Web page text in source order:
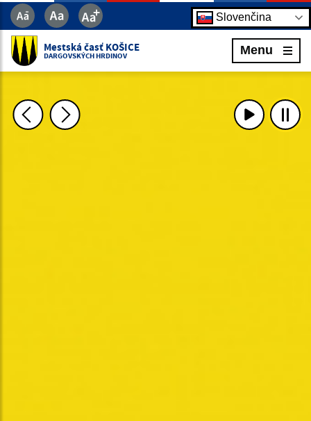
Slovenčina
Mestská časť KOŠICE
DARGOVSKÝCH HRDINOV Menu